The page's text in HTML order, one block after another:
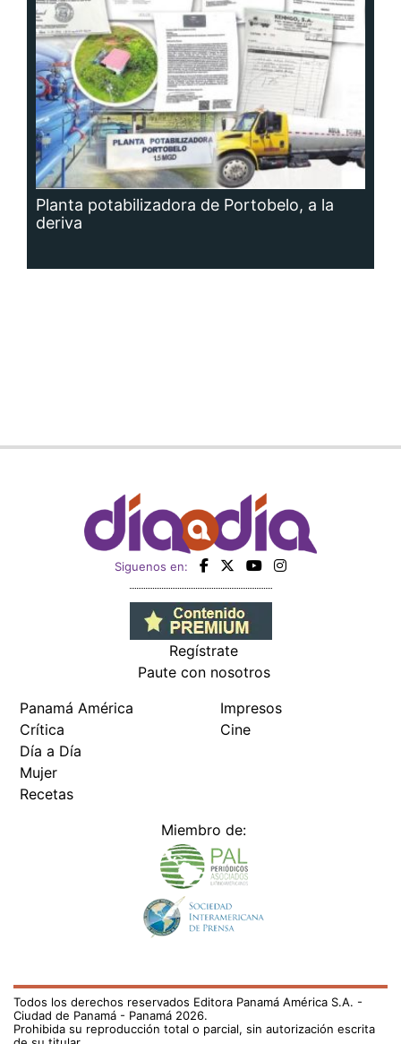
Planta potabilizadora de Portobelo, a la
deriva
Siguenos en:
Regístrate
Paute con nosotros
Crítica
Día a Día
Mujer
Recetas
Cine
Todos los derechos reservados Editora Panamá América S.A. -
Ciudad de Panamá - Panamá 2026.
Prohibida su reproducción total o parcial, sin autorización escrita
de su titular